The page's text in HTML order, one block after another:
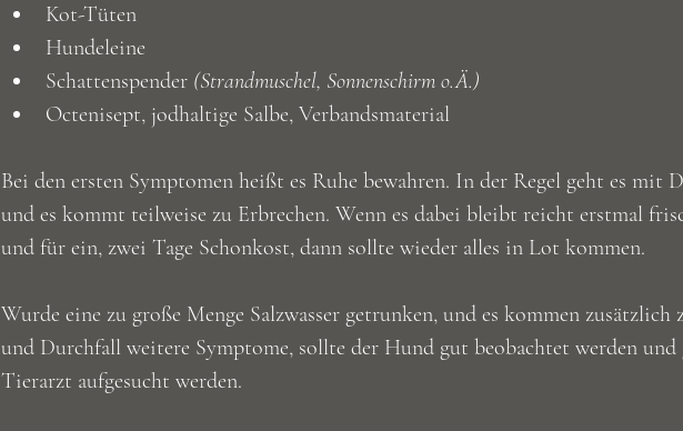
Kot-Tüten
Hundeleine
Schattenspender (Strandmuschel, Sonnenschirm o.Ä.)
Octenisept, jodhaltige Salbe, Verbandsmaterial
Bei den ersten Symptomen heißt es Ruhe bewahren. In der Regel geht es mit
und es kommt teilweise zu Erbrechen. Wenn es dabei bleibt reicht erstmal
und für ein, zwei Tage Schonkost, dann sollte wieder alles in Lot kommen.
Wurde eine zu große Menge Salzwasser getrunken, und es kommen zusätzlich
und Durchfall weitere Symptome, sollte der Hund gut beobachtet werden und
Tierarzt aufgesucht werden.